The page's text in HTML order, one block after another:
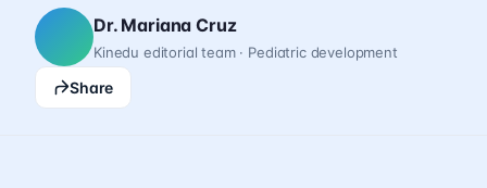
Dr. Mariana Cruz
Kinedu editorial team · Pediatric development
Share